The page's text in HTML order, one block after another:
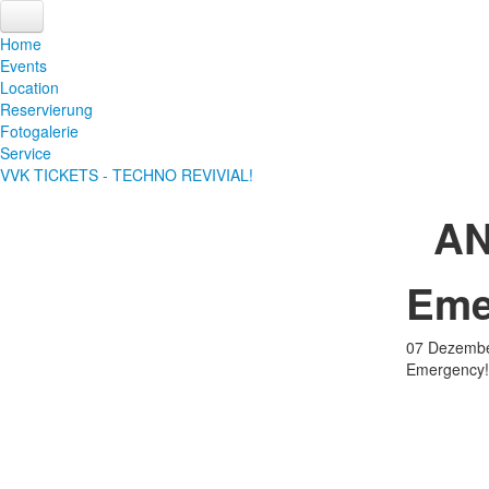
Home
Events
Location
Reservierung
Fotogalerie
Service
VVK TICKETS - TECHNO REVIVIAL!
07